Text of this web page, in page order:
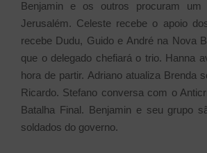
Benjamin e os outros procuram um
Jerusalém. Celeste recebe o apoio
recebe Dudu, Guido e André na Nova
que o delegado chefiará o trio. Hanna
hora de partir. Adriano atualiza Brenda
Ricardo. Stefano conversa com o
Batalha Final. Benjamin e seu grupo
soldados do governo.